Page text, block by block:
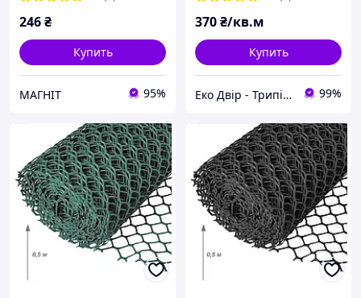
246₴
Купить
МАГНІТ 95%
370₴/кв.м
Купить
Еко Двір - Трипільський двір 99%